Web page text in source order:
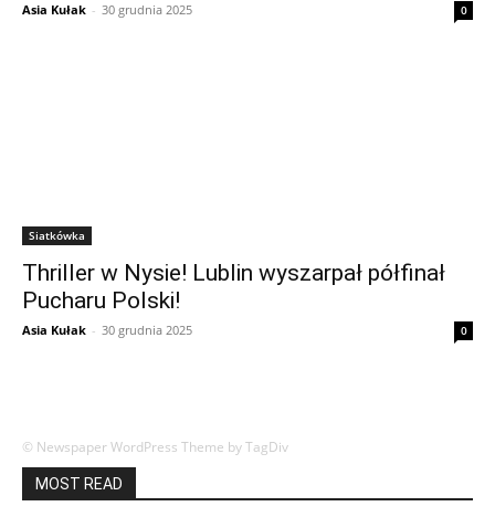
Asia Kułak - 30 grudnia 2025 0
Siatkówka
Thriller w Nysie! Lublin wyszarpał półfinał
Pucharu Polski!
Asia Kułak - 30 grudnia 2025 0
© Newspaper WordPress Theme by TagDiv
MOST READ